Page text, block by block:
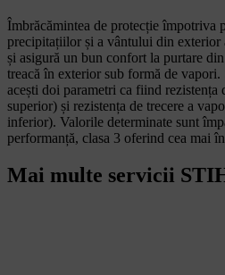
Îmbrăcămintea de protecție împotriva
precipitațiilor și a vântului din
și asigură un bun confort la purtare
treacă în exterior sub formă de
acești doi parametri ca fiind rezistența
superior) și rezistența de trecere a
inferior). Valorile determinate sunt
performanță, clasa 3 oferind cea mai
Mai multe servicii